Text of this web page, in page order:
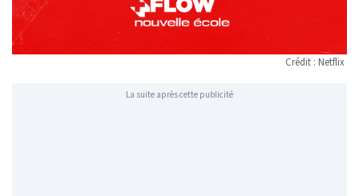
Crédit : Netflix
La suite après cette publicité